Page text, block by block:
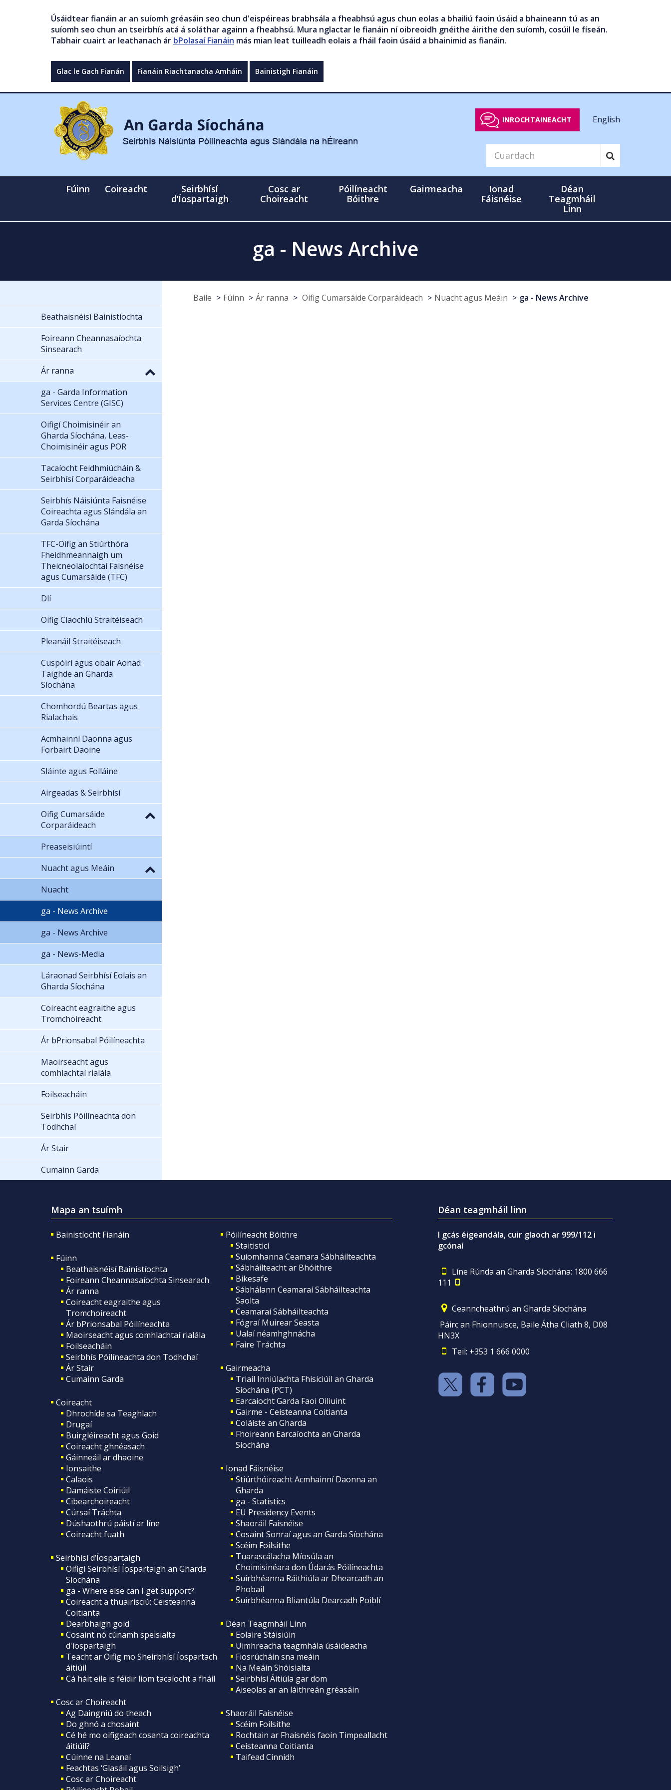
Úsáidtear fianáin ar an suíomh gréasáin seo chun d'eispéireas brabhsála a fheabhsú agus chun eolas a bhailiú faoin úsáid a bhaineann tú as an
suíomh seo chun an tseirbhís atá á soláthar againn a fheabhsú. Mura nglactar le fianáin ní oibreoidh gnéithe áirithe den suíomh, cosúil le físeán.
Tabhair cuairt ar leathanach ár bPolasaí Fianáin más mian leat tuilleadh eolais a fháil faoin úsáid a bhainimid as fianáin.
Glac le Gach Fianán Fianáin Riachtanacha Amháin Bainistigh Fianáin
INROCHTAINEACHT English
Fúinn Coireacht
Seirbhísí
d’Íospartaigh
Cosc ar
Choireacht
Póilíneacht
Bóithre
Gairmeacha
Ionad
Fáisnéise
Déan
Teagmháil
Linn
ga - News Archive
Baile Fúinn Ár ranna Oifig Cumarsáide Corparáideach Nuacht agus Meáin
ga - News Archive
Beathaisnéisí Bainistíochta
Foireann Cheannasaíochta
Sinsearach
Ár ranna
ga - Garda Information
Services Centre (GISC)
Oifigí Choimisinéir an
Gharda Síochána, Leas-
Choimisinéir agus POR
Tacaíocht Feidhmiúcháin &
Seirbhísí Corparáideacha
Seirbhís Náisiúnta Faisnéise
Coireachta agus Slándála an
Garda Síochána
TFC-Oifig an Stiúrthóra
Fheidhmeannaigh um
Theicneolaíochtaí Faisnéise
agus Cumarsáide (TFC)
Dlí
Oifig Claochlú Straitéiseach
Pleanáil Straitéiseach
Cuspóirí agus obair Aonad
Taighde an Gharda
Síochána
Chomhordú Beartas agus
Rialachais
Acmhainní Daonna agus
Forbairt Daoine
Sláinte agus Folláine
Airgeadas & Seirbhísí
Oifig Cumarsáide
Corparáideach
Preaseisiúintí
Nuacht agus Meáin
Nuacht
ga - News Archive
ga - News Archive
ga - News-Media
Láraonad Seirbhísí Eolais an
Gharda Síochána
Coireacht eagraithe agus
Tromchoireacht
Ár bPrionsabal Póilíneachta
Maoirseacht agus
comhlachtaí rialála
Foilseacháin
Seirbhís Póilíneachta don
Todhchaí
Ár Stair
Cumainn Garda
Mapa an tsuímh
Bainistíocht Fianáin
Fúinn
Beathaisnéisí Bainistíochta
Foireann Cheannasaíochta Sinsearach
Ár ranna
Coireacht eagraithe agus
Tromchoireacht
Ár bPrionsabal Póilíneachta
Maoirseacht agus comhlachtaí rialála
Foilseacháin
Seirbhís Póilíneachta don Todhchaí
Ár Stair
Cumainn Garda
Coireacht
Dhrochíde sa Teaghlach
Drugaí
Buirgléireacht agus Goid
Coireacht ghnéasach
Gáinneáil ar dhaoine
Ionsaithe
Calaois
Damáiste Coiriúil
Cibearchoireacht
Cúrsaí Tráchta
Dúshaothrú páistí ar líne
Coireacht fuath
Seirbhísí d’Íospartaigh
Oifigí Seirbhísí Íospartaigh an Gharda
Síochána
ga - Where else can I get support?
Coireacht a thuairisciú: Ceisteanna
Coitianta
Dearbhaigh goid
Cosaint nó cúnamh speisialta
d'íospartaigh
Teacht ar Oifig mo Sheirbhísí Íospartach
áitiúil
Cá háit eile is féidir liom tacaíocht a fháil
Cosc ar Choireacht
Ag Daingniú do theach
Do ghnó a chosaint
Cé hé mo oifigeach cosanta coireachta
áitiúil?
Cúinne na Leanaí
Feachtas ‘Glasáil agus Soilsigh’
Cosc ar Choireacht
Póilíneacht Bóithre
Staitisticí
Suíomhanna Ceamara Sábháilteachta
Sábháilteacht ar Bhóithre
Bikesafe
Sábhálann Ceamaraí Sábháilteachta
Saolta
Ceamaraí Sábháilteachta
Fógraí Muirear Seasta
Ualaí néamhghnácha
Faire Tráchta
Gairmeacha
Triail Inniúlachta Fhisiciúil an Gharda
Síochána (PCT)
Earcaiocht Garda Faoi Oiliuint
Gairme - Ceisteanna Coitianta
Coláiste an Gharda
Fhoireann Earcaíochta an Gharda
Síochána
Ionad Fáisnéise
Stiúrthóireacht Acmhainní Daonna an
Gharda
ga - Statistics
EU Presidency Events
Shaoráil Faisnéise
Cosaint Sonraí agus an Garda Síochána
Scéim Foilsithe
Tuarascálacha Míosúla an
Choimisinéara don Údarás Póilíneachta
Suirbhéanna Ráithiúla ar Dhearcadh an
Phobail
Suirbhéanna Bliantúla Dearcadh Poiblí
Déan Teagmháil Linn
Eolaire Stáisiúin
Uimhreacha teagmhála úsáideacha
Fiosrúcháin sna meáin
Na Meáin Shóisialta
Seirbhísí Áitiúla gar dom
Aiseolas ar an láithreán gréasáin
Shaoráil Faisnéise
Scéim Foilsithe
Rochtain ar Fhaisnéis faoin Timpeallacht
Ceisteanna Coitianta
Taifead Cinnidh
Déan teagmháil linn
I gcás éigeandála, cuir glaoch ar 999/112 i
gcónaí
Líne Rúnda an Gharda Síochána: 1800 666
111
Ceanncheathrú an Gharda Síochána
Páirc an Fhionnuisce, Baile Átha Cliath 8, D08
HN3X
Teil: +353 1 666 0000